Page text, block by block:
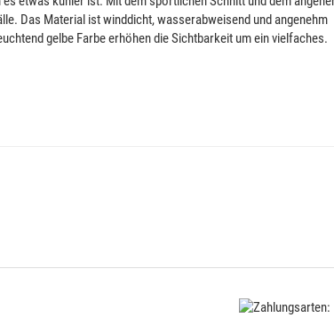
Das Material ist winddicht, wasserabweisend und angenehm
gelbe Farbe erhöhen die Sichtbarkeit um ein vielfaches.